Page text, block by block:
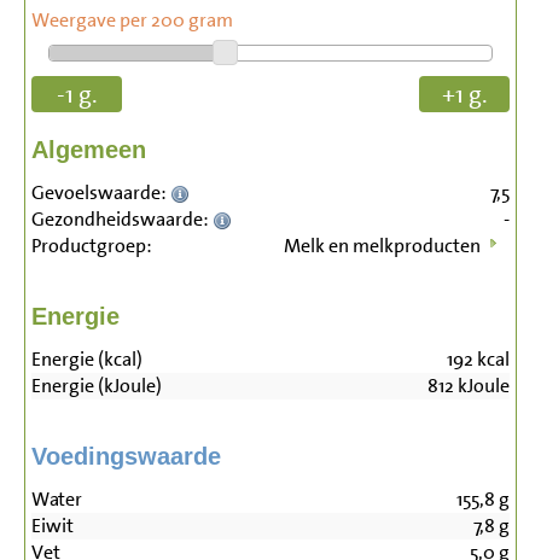
Weergave per 200 gram
-1 g. +1 g.
Algemeen
Gevoelswaarde:
7,5
Gezondheidswaarde:
-
Productgroep:
Melk en melkproducten
Energie
Energie (kcal) 192 kcal
Energie (kJoule)
812 kJoule
Voedingswaarde
Water 155,8 g
Eiwit
7,8 g
Vet
5,0 g